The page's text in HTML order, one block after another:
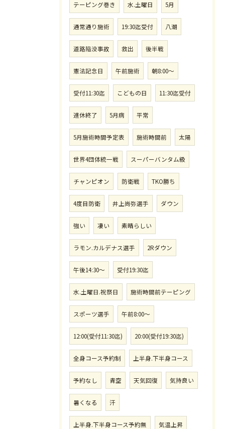
テーピング巻き 水.土曜日 5月
通常通り施術 19:30迄受付 八潮
道路陥没事故 救出 後半戦
憲法記念日 午前施術 朝8:00〜
受付11:30迄 こどもの日 11:30迄受付
連休終了 5月病 平常
5月施術時間予定表 施術時間前 太陽
世界4団体統一戦 スーパーバンタム級
チャンピオン 防衛戦 TKO勝ち
4度目防衛 井上尚弥選手 ダウン
強い 凄い 素晴らしい
ラモン.カルデナス選手 2Rダウン
午後14:30〜 受付19:30迄
水.土曜日.祝祭日 施術時間前テーピング
スポーツ選手 午前8:00〜
12:00(受付11:30迄) 20:00(受付19:30迄)
全身コース予約制 上半身.下半身コース
予約なし 青空 天気回復 気持良い
暑くなる 汗
上半身.下半身コース予約無 気温上昇